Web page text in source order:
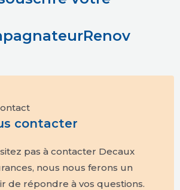
contacter
pas à contacter Decaux
nous nous ferons un
de répondre à vos questions.